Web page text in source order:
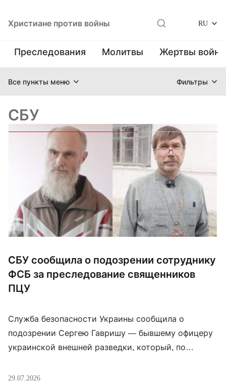
Христиане против войны RU
Преследования Молитвы Жертвы
Все пункты меню Фильтры
СБУ
СБУ сообщила о подозрении сотруднику
ФСБ за преследование священников
ПЦУ
Служба безопасности Украины сообщила о
подозрении Сергею Гавришу — бывшему офицеру
украинской внешней разведки, который, по
«ДНР», а после начала полномасштабного
29.07.2026